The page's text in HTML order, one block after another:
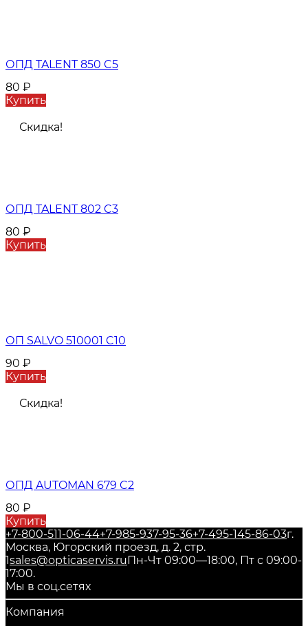
ОПД TALENT 850 C5
80 ₽
Купить
Скидка!
ОПД TALENT 802 C3
80 ₽
Купить
ОП SALVO 510001 C10
90 ₽
Купить
Скидка!
ОПД AUTOMAN 679 C2
80 ₽
Купить
+7-800-511-06-44+7-985-937-95-36+7-495-145-86-03г.
Москва, Югорский проезд, д. 2, стр.
1sales@opticaservis.ruПн-Чт 09:00—18:00, Пт с 09:00-
17:00.
Мы в соц.сетях
Компания